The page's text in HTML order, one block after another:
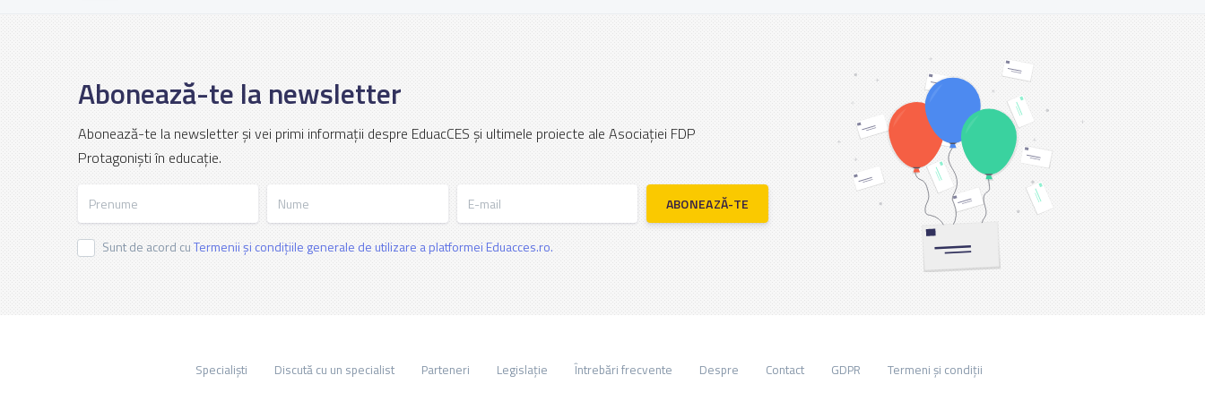
Abonează-te la newsletter
Abonează-te la newsletter și vei primi informații despre EduacCES și ultimele proiecte ale Asociației FDP
Protagoniști în educație.
ABONEAZĂ-TE
Sunt de acord cuTermenii și condițiile generale de utilizare a platformei Eduacces.ro.
Specialiști Discută cu un specialist Parteneri Legislație Întrebări frecvente Despre Contact GDPR Termeni și condiții